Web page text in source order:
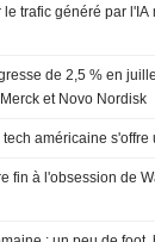
trafic généré par
de 2,5 % en
et Novo Nordisk
tech américaine
fin à l'obsession de